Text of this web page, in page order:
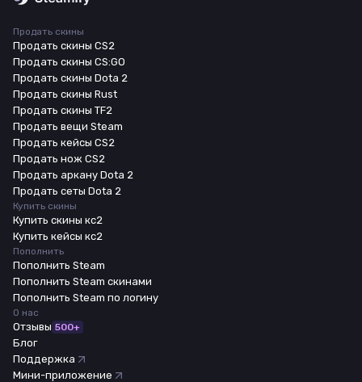
Продать скины
Продать скины CS2
Продать скины CS:GO
Продать скины Dota 2
Продать скины Rust
Продать скины TF2
Продать вещи Steam
Продать кейсы CS2
Продать нож CS2
Продать аркану Dota 2
Продать сеты Dota 2
Купить скины
Купить скины кс2
Купить кейсы кс2
Пополнить
Пополнить Steam
Пополнить Steam скинами
Пополнить Steam по логину
О нас
Отзывы 500+
Блог
Поддержка
Мини-приложение